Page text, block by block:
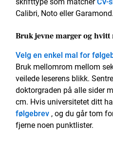
Calibri, Noto eller Garamond.
Bruk jevne marger og
Velg en enkel mal for
Bruk mellomrom mellom
veilede leserens blikk.
doktorgraden på alle sider
cm. Hvis universitetet ditt
følgebrev , og du går tom
fjerne noen punktlister.